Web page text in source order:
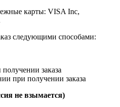
карты: VISA Inc,
следующими способами:
заказа
при получении заказа
не взымается)